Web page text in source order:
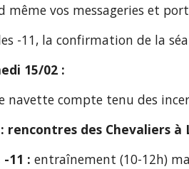
même vos messageries et
-11, la confirmation de la
15/02 :
navette compte tenu des
rencontres des Chevaliers à
-11 : entraînement (10-12h)